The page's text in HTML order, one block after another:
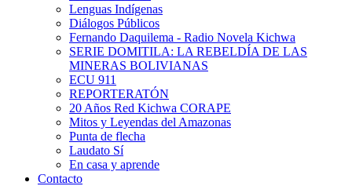
Lenguas Indígenas
Diálogos Públicos
Fernando Daquilema - Radio Novela Kichwa
SERIE DOMITILA: LA REBELDÍA DE LAS
MINERAS BOLIVIANAS
ECU 911
REPORTERATÓN
20 Años Red Kichwa CORAPE
Mitos y Leyendas del Amazonas
Punta de flecha
Laudato Sí
En casa y aprende
Contacto